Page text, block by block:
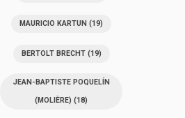
MAURICIO KARTUN (19)
BERTOLT BRECHT(19)
JEAN-BAPTISTE POQUELÍN
(MOLIÈRE) (18)